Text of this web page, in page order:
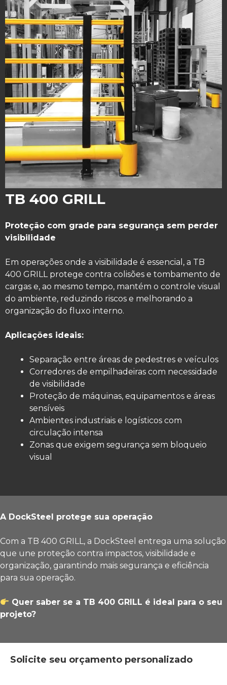
TB 400 GRILL
Proteção com grade para segurança sem perder
visibilidade
Em operações onde a visibilidade é essencial, a TB
400 GRILL protege contra colisões e tombamento de
cargas e, ao mesmo tempo, mantém o controle visual
do ambiente, reduzindo riscos e melhorando a
organização do fluxo interno.
Aplicações ideais:
Separação entre áreas de pedestres e veículos
Corredores de empilhadeiras com necessidade
de visibilidade
Proteção de máquinas, equipamentos e áreas
sensíveis
Ambientes industriais e logísticos com
circulação intensa
Zonas que exigem segurança sem bloqueio
visual
A DockSteel protege sua operação
Com a TB 400 GRILL, a DockSteel entrega uma solução
que une proteção contra impactos, visibilidade e
organização, garantindo mais segurança e eficiência
para sua operação.
Quer saber se a TB 400 GRILL é ideal para o seu
projeto?
Solicite seu orçamento personalizado